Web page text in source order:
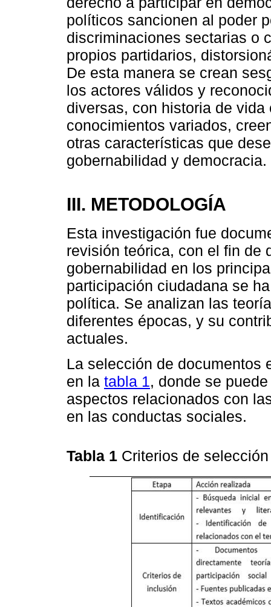
políticos sancionen al poder
discriminaciones sectarias o
propios partidarios,
De esta manera se crean
los actores válidos y
diversas, con historia de
conocimientos variados,
otras características que
gobernabilidad y democracia.
III. METODOLOGÍA
Esta investigación fue
revisión teórica, con el fin de
gobernabilidad en los
participación ciudadana se
política. Se analizan las
diferentes épocas, y su
actuales.
La selección de documentos
en la tabla 1, donde se
aspectos relacionados con
en las conductas sociales.
Tabla 1 Criterios de